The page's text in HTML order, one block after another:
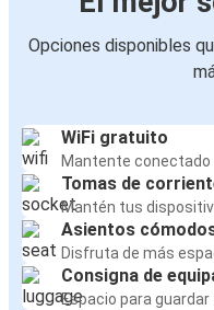
Opciones disponibles
WiFi gratuito
Mantente conectado
Tomas de
Mantén tus
Asientos
Disfruta de más
Consigna de
Espacio para